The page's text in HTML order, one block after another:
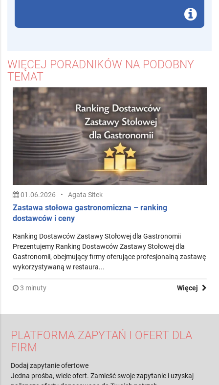
WIĘCEJ PORADNIKÓW NA PODOBNY
TEMAT
01.06.2026 • Agata Sitek
Zastawa stołowa gastronomiczna – ranking
dostawców i ceny
Ranking Dostawców Zastawy Stołowej dla Gastronomii
3 minuty Więcej